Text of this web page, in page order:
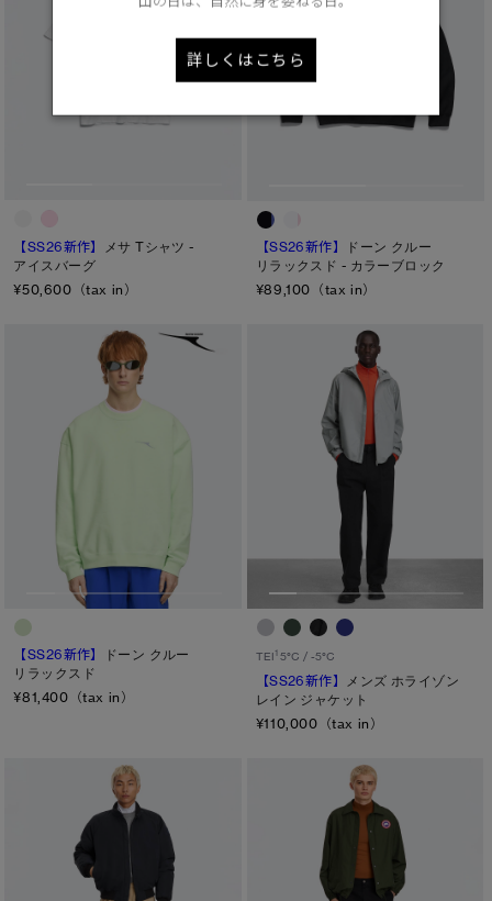
【SS26新作】
メサ Tシャツ -
アイスバーグ
¥50,600（tax in）
【SS26新作】
ドーン クルー
リラックスド - カラーブロック
¥89,100（tax in）
【SS26新作】
ドーン クルー
リラックスド
¥81,400（tax in）
TEI15°C / -5°C
【SS26新作】
メンズ ホライゾン
レイン ジャケット
¥110,000（tax in）
詳しくはこちら